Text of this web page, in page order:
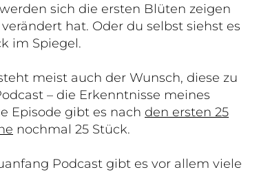
sich die ersten Blüten zeigen
hat. Oder du selbst siehst es
im Spiegel.
meist auch der Wunsch, diese zu
– die Erkenntnisse meines
Episode gibt es nach den ersten 25
nochmal 25 Stück.
Podcast gibt es vor allem viele